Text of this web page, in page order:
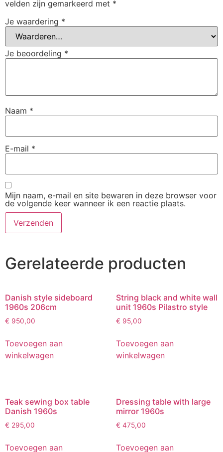
velden zijn gemarkeerd met *
Je waardering *
Je beoordeling *
Naam *
E-mail *
Mijn naam, e-mail en site bewaren in deze browser voor
de volgende keer wanneer ik een reactie plaats.
Gerelateerde producten
Danish style sideboard
1960s 206cm
€ 950,00
Toevoegen aan
winkelwagen
String black and white wall
unit 1960s Pilastro style
€ 95,00
Toevoegen aan
winkelwagen
Teak sewing box table
Danish 1960s
€ 295,00
Toevoegen aan
Dressing table with large
mirror 1960s
€ 475,00
Toevoegen aan